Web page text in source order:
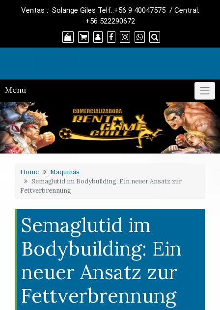
Ventas : Solange Giles Telf.:+56 9 40047575 / Central:
+56 522290672
Menu
Home
Maquinas
Semaglutid im Bodybuilding: Ein neuer Ansatz zur
Fettverbrennung
Semaglutid im
Bodybuilding: Ein
neuer Ansatz zur
Fettverbrennung